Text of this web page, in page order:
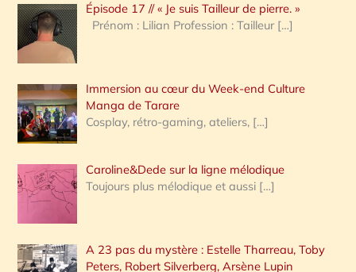
h
e
:
Épisode 17 // « Je suis Tailleur de pierre. »
Prénom : Lilian Profession : Tailleur […]
Immersion au cœur du Week-end Culture
Manga de Tarare
Cosplay, rétro-gaming, ateliers, […]
Caroline&Dede sur la ligne mélodique
Toujours plus mélodique et aussi […]
A 23 pas du mystère : Estelle Tharreau, Toby
Peters, Robert Silverberg, Arsène Lupin